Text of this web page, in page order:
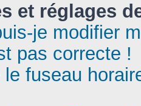
et réglages
je modifier
pas correcte !
le fuseau